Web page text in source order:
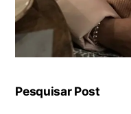
Pesquisar Post